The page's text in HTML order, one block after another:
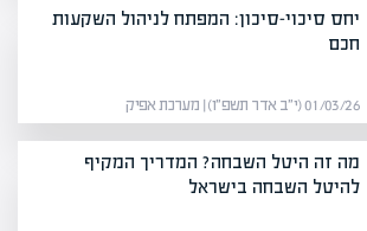
יחס סיכוי-סיכון: המפתח לניהול השקעות
חכם
01/03/26 (י״ב אדר תשפ״ו) | מערכת אפיק
מה זה היטל השבחה? המדריך המקיף
להיטל השבחה בישראל